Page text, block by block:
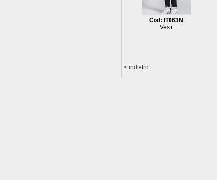
Cod: IT063N
Vesti
< indietro